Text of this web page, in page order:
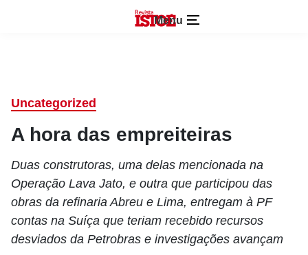
Menu
Uncategorized
A hora das empreiteiras
Duas construtoras, uma delas mencionada na
Operação Lava Jato, e outra que participou das
obras da refinaria Abreu e Lima, entregam à PF
contas na Suíça que teriam recebido recursos
desviados da Petrobras e investigações avançam